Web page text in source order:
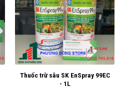
Thuốc trừ sâu SK EnSpray 99EC
- 1L